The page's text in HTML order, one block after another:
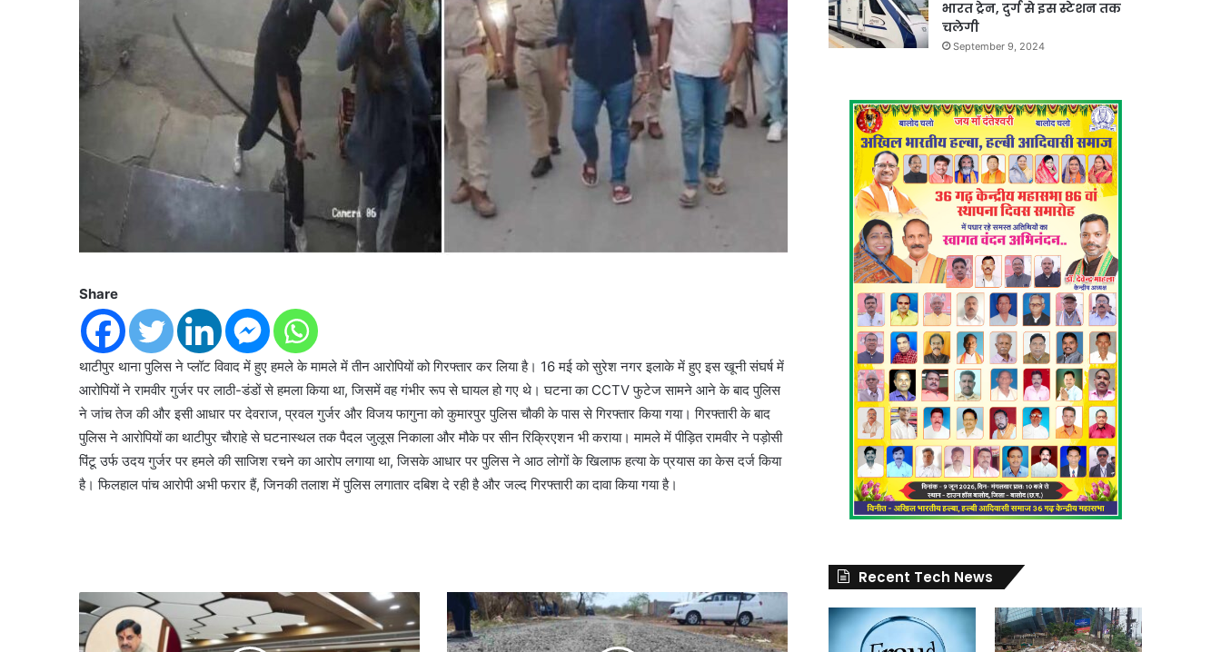
Share
थाटीपुर थाना पुलिस ने प्लॉट विवाद में हुए हमले के मामले में तीन आरोपियों को गिरफ्तार कर लिया है। 16 मई को सुरेश नगर इलाके में हुए इस खूनी संघर्ष में
आरोपियों ने रामवीर गुर्जर पर लाठी-डंडों से हमला किया था, जिसमें वह गंभीर रूप से घायल हो गए थे। घटना का CCTV फुटेज सामने आने के बाद पुलिस
ने जांच तेज की और इसी आधार पर देवराज, प्रवल गुर्जर और विजय फागुना को कुमारपुर पुलिस चौकी के पास से गिरफ्तार किया गया। गिरफ्तारी के बाद
पुलिस ने आरोपियों का थाटीपुर चौराहे से घटनास्थल तक पैदल जुलूस निकाला और मौके पर सीन रिक्रिएशन भी कराया। मामले में पीड़ित रामवीर ने पड़ोसी
पिंटू उर्फ उदय गुर्जर पर हमले की साजिश रचने का आरोप लगाया था, जिसके आधार पर पुलिस ने आठ लोगों के खिलाफ हत्या के प्रयास का केस दर्ज किया
है। फिलहाल पांच आरोपी अभी फरार हैं, जिनकी तलाश में पुलिस लगातार दबिश दे रही है और जल्द गिरफ्तारी का दावा किया गया है।
भारत ट्रेन, दुर्ग से इस स्टेशन तक
चलेगी
September 9, 2024
Recent Tech News